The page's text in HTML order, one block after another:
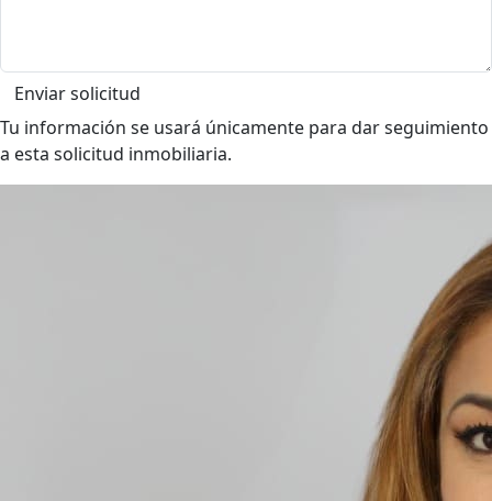
Enviar solicitud
Tu información se usará únicamente para dar seguimiento
a esta solicitud inmobiliaria.